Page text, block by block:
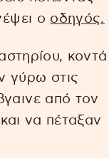
ο οδηγός.
κοντά
γύρω στις
από τον
να πέταξαν